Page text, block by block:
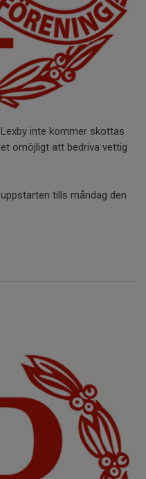
inte kommer skottas
omöjligt att bedriva vettig
tills måndag den